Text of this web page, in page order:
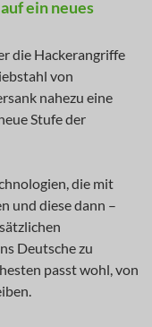
ein neues
die Hackerangriffe
von
nahezu eine
Stufe der
die mit
und diese dann –
Deutsche zu
passt wohl, von